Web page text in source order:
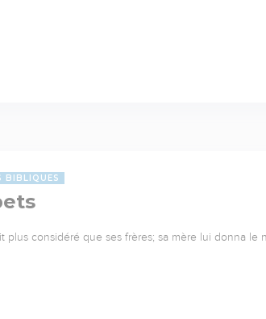
BIBLIQUES
plus considéré que ses frères; sa mère lui donna le